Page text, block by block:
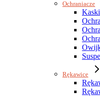
Ochraniacze
Rękawice